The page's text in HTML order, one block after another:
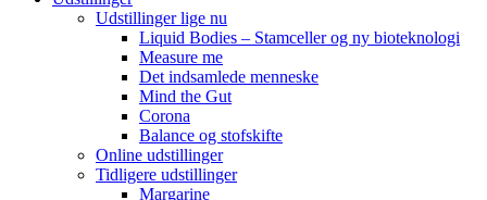
Udstillinger lige nu
Liquid Bodies – Stamceller og ny bioteknologi
Measure me
Det indsamlede menneske
Mind the Gut
Corona
Balance og stofskifte
Online udstillinger
Tidligere udstillinger
Margarine